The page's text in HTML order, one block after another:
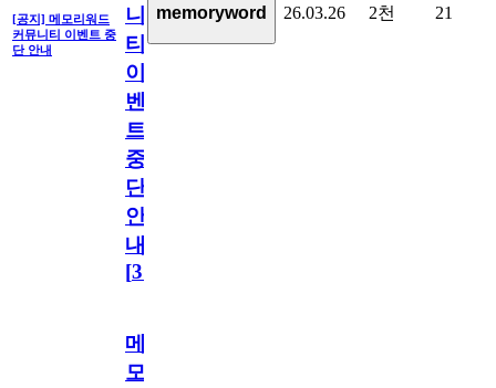
[공지] 메모리워드
커뮤니티 이벤트 중
단 안내
니
티
이
벤
트
중
단
안
내
[31
memoryword 26.03.26 2천 21
메
모